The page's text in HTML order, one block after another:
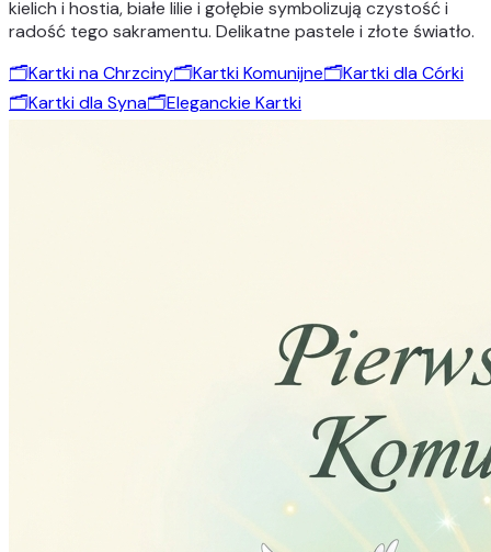
kielich i hostia, białe lilie i gołębie symbolizują czystość i
radość tego sakramentu. Delikatne pastele i złote światło.
🗂️Kartki na Chrzciny🗂️Kartki Komunijne🗂️Kartki dla Córki
🗂️Kartki dla Syna🗂️Eleganckie Kartki